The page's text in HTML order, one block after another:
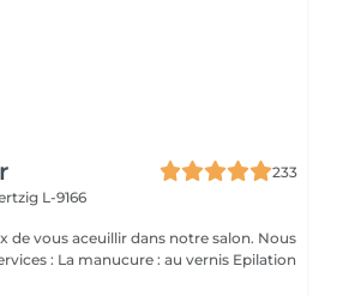
233
L-9166
vous aceuillir dans notre salon. Nous
Epilation